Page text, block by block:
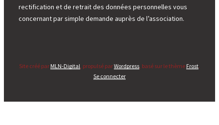
rectification et de retrait des données personnelles vous
concernant par simple demande auprès de l’association.
Site créé par MLN-Digital , propulsé parWordpress , basé sur le thème Frost.
Se connecter